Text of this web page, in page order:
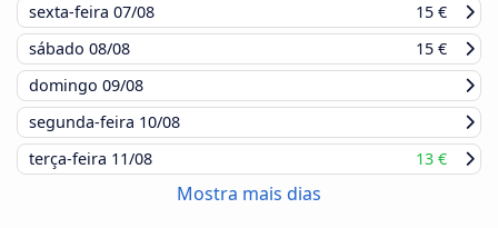
sexta-feira 07/08
15 €
sábado 08/08
15 €
domingo 09/08
segunda-feira 10/08
terça-feira 11/08 13 €
Mostra mais dias